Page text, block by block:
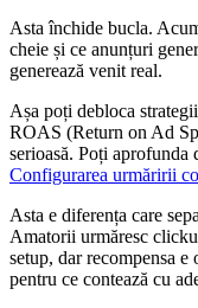
Asta închide bucla.
cheie și ce anunțuri
generează venit real.
Așa poți debloca
ROAS (Return on Ad
serioasă. Poți
Configurarea urmăririi
Asta e diferența care
Amatorii urmăresc
setup, dar recompensa e
pentru ce contează cu